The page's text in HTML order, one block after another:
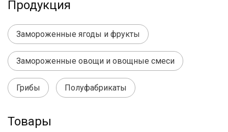
Продукция
Замороженные ягоды и фрукты
Замороженные овощи и овощные смеси
Грибы Полуфабрикаты
Товары